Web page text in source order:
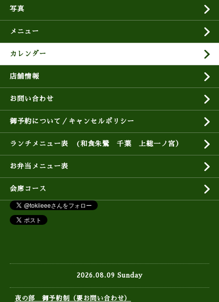
写真
メニュー
カレンダー
店舗情報
お問い合わせ
御予約について／キャンセルポリシー
ランチメニュー表 (和食朱鷺 千葉 上総一ノ宮）
お弁当メニュー表
会席コース
2026.08.09 Sunday
夜の部 御予約制（要お問い合わせ）